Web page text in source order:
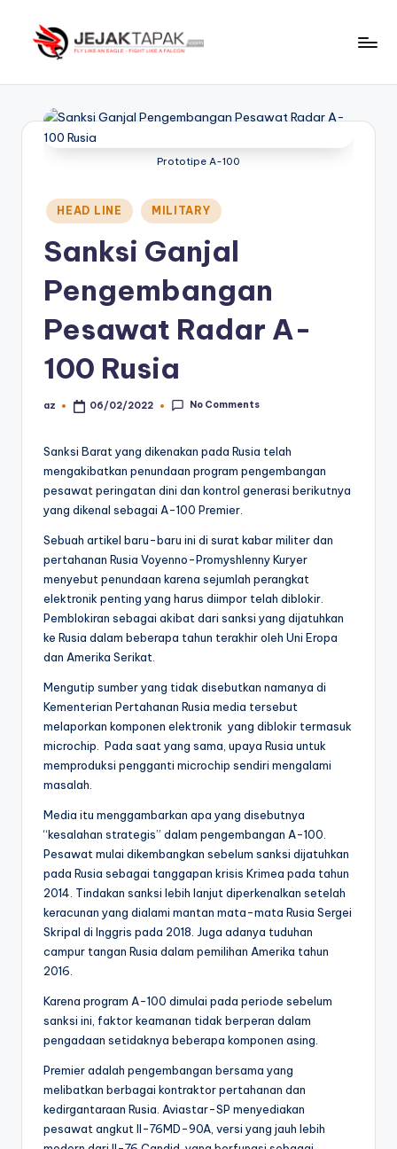
An
Eagle
Like
Falcon
Prototipe A-100
Posted
in
HEAD LINE MILITARY
Sanksi Ganjal
Pengembangan
Pesawat Radar A-
100 Rusia
Posted
az 06/02/2022 No Comments
Sanksi Barat yang dikenakan pada Rusia telah
mengakibatkan penundaan program pengembangan
pesawat peringatan dini dan kontrol generasi berikutnya
yang dikenal sebagai A-100 Premier.
Sebuah artikel baru-baru ini di surat kabar militer dan
pertahanan Rusia Voyenno-Promyshlenny Kuryer
menyebut penundaan karena sejumlah perangkat
elektronik penting yang harus diimpor telah diblokir.
Pemblokiran sebagai akibat dari sanksi yang dijatuhkan
ke Rusia dalam beberapa tahun terakhir oleh Uni Eropa
dan Amerika Serikat.
Mengutip sumber yang tidak disebutkan namanya di
Kementerian Pertahanan Rusia media tersebut
melaporkan komponen elektronik yang diblokir termasuk
microchip. Pada saat yang sama, upaya Rusia untuk
memproduksi pengganti microchip sendiri mengalami
masalah.
Media itu menggambarkan apa yang disebutnya
“kesalahan strategis” dalam pengembangan A-100.
Pesawat mulai dikembangkan sebelum sanksi dijatuhkan
pada Rusia sebagai tanggapan krisis Krimea pada tahun
2014. Tindakan sanksi lebih lanjut diperkenalkan setelah
keracunan yang dialami mantan mata-mata Rusia Sergei
Skripal di Inggris pada 2018. Juga adanya tuduhan
campur tangan Rusia dalam pemilihan Amerika tahun
2016.
Karena program A-100 dimulai pada periode sebelum
sanksi ini, faktor keamanan tidak berperan dalam
pengadaan setidaknya beberapa komponen asing.
Premier adalah pengembangan bersama yang
melibatkan berbagai kontraktor pertahanan dan
kedirgantaraan Rusia. Aviastar-SP menyediakan
pesawat angkut Il-76MD-90A, versi yang jauh lebih